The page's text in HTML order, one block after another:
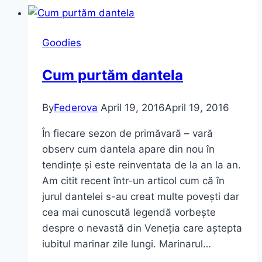
Fashion
azi)
Goodies
Cum purtăm dantela
ByFederova April 19, 2016April 19, 2016
În fiecare sezon de primăvară – vară
observ cum dantela apare din nou în
tendințe și este reinventata de la an la an.
Am citit recent într-un articol cum că în
jurul dantelei s-au creat multe povești dar
cea mai cunoscută legendă vorbește
despre o nevastă din Veneția care aștepta
iubitul marinar zile lungi. Marinarul…